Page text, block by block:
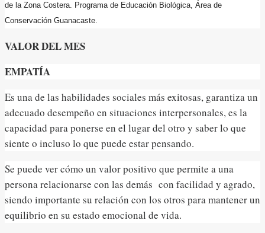
de la Zona Costera. Programa de Educación Biológica, Área de
Conservación Guanacaste.
VALOR DEL MES
EMPATÍA
Es una de las habilidades sociales más exitosas, garantiza un
adecuado desempeño en situaciones interpersonales, es la
capacidad para ponerse en el lugar del otro y saber lo que
siente o incluso lo que puede estar pensando.
Se puede ver cómo un valor positivo que permite a una
persona relacionarse con las demás con facilidad y agrado,
siendo importante su relación con los otros para mantener un
equilibrio en su estado emocional de vida.